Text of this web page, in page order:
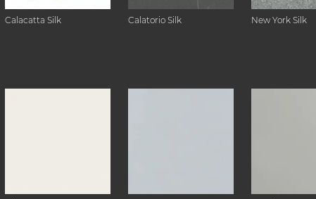
Calacatta Silk Calatorio Silk New York Silk